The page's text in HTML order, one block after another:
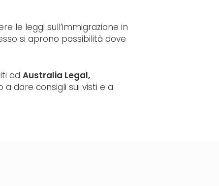
le leggi sull’immigrazione in
si aprono possibilità dove
adAustralia Legal,
dare consigli sui visti e a